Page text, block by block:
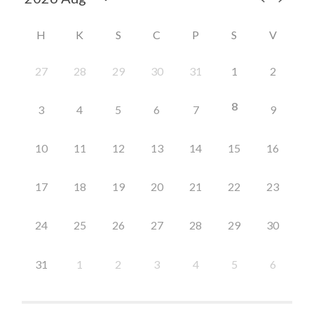
H K S C P S V
27 28 29 30 31 1 2
3 4 5 6 7 8 9
10 11 12 13 14 15 16
17 18 19 20 21 22 23
24 25 26 27 28 29 30
31 1 2 3 4 5 6